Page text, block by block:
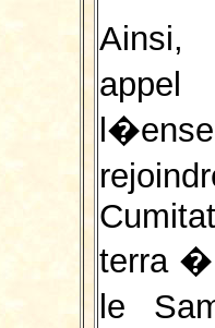
Ainsi,
terra
le